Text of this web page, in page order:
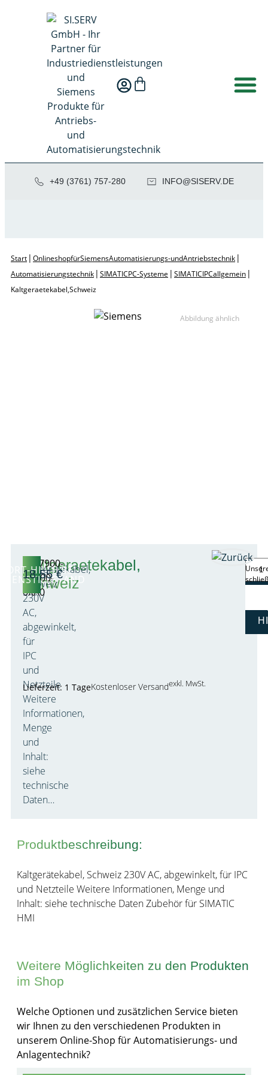
+49 (3761) 757-280 ED.VRE
SIS@OF
NI
Start | Onlineshop für Siemens Automatisierungs- und Antriebstechnik |
Automatisierungstechnik | SIMATIC PC-Systeme | SIMATIC IPC allgemein |
Kaltgeraetekabel, Schweiz
Abbildung ähnlich
Kaltgeraetekabel,
Schweiz
6ES7900-
1CA00-
0XA0
Kaltgerätekabel,
Schweiz
230V
AC,
abgewinkelt,
für
IPC
und
Netzteile
Weitere
Informationen,
Menge
und
Inhalt:
siehe
technische
Daten…
HILFE BEI
18,55€
Lieferzeit: 1 TageKostenloser Versandexkl. MwSt.
Produktbeschreibung:
Kaltgerätekabel, Schweiz 230V AC, abgewinkelt, für IPC
und Netzteile Weitere Informationen, Menge und
Inhalt: siehe technische Daten Zubehör für SIMATIC
HMI
Weitere Möglichkeiten zu den Produkten
im Shop
Welche Optionen und zusätzlichen Service bieten
wir Ihnen zu den verschiedenen Produkten in
unserem Online-Shop für Automatisierungs- und
Anlagentechnik?